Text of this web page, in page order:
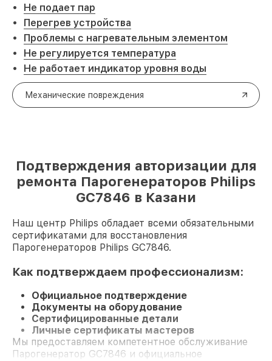
Не подает пар
Перегрев устройства
Проблемы с нагревательным элементом
Не регулируется температура
Не работает индикатор уровня воды
Механические повреждения
Подтверждения авторизации для
ремонта Парогенераторов Philips
GC7846 в Казани
Наш центр Philips обладает всеми обязательными
сертификатами для восстановления
Парогенераторов Philips GC7846.
Как подтверждаем профессионализм:
Официальное подтверждение
Документы на оборудование
Сертифицированные детали
Личные сертификаты мастеров
Мы предоставляем компетентное обслуживание
Парогенератор GC7846 и официальное